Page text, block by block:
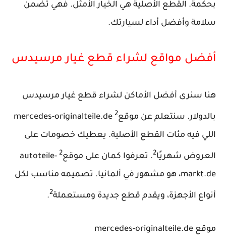
بحكمة. القطع الأصلية هي الخيار الأمثل. فهي تضمن
سلامة وأفضل أداء لسيارتك.
أفضل مواقع لشراء قطع غيار مرسيدس
هنا سنرى أفضل الأماكن لشراء قطع غيار مرسيدس
بالدولار. سنتعلم عن موقع2
mercedes-originalteile.de
اللي فيه مئات القطع الأصلية. يعطيك خصومات على
العروض شهريًا2. تعرفوا كمان على موقع2
autoteile-
markt.de، هو مشهور في ألمانيا. تصميمه مناسب لكل
أنواع الأجهزة، ويقدم قطع جديدة ومستعملة2
.
موقع mercedes-originalteile.de